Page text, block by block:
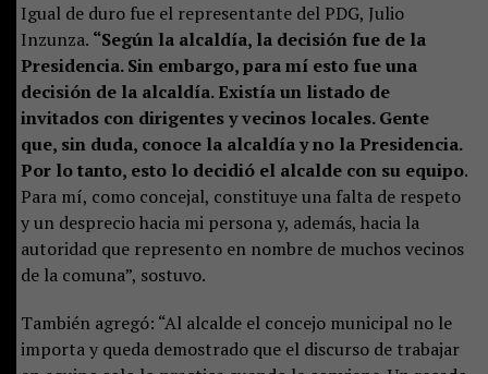
Igual de duro fue el representante del PDG, Julio
Inzunza. “Según la alcaldía, la decisión fue de la
Presidencia. Sin embargo, para mí esto fue una
decisión de la alcaldía. Existía un listado de
invitados con dirigentes y vecinos locales. Gente
que, sin duda, conoce la alcaldía y no la Presidencia.
Por lo tanto, esto lo decidió el alcalde con su equipo.
Para mí, como concejal, constituye una falta de respeto
y un desprecio hacia mi persona y, además, hacia la
autoridad que represento en nombre de muchos vecinos
de la comuna”, sostuvo.
También agregó: “Al alcalde el concejo municipal no le
importa y queda demostrado que el discurso de trabajar